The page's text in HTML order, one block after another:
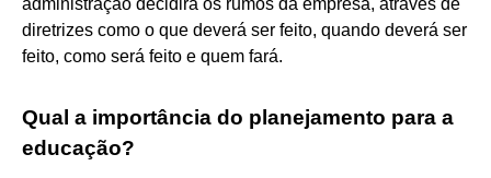
diretrizes como o que deverá ser feito, quando deverá ser
feito, como será feito e quem fará.
Qual a importância do planejamento para a
educação?